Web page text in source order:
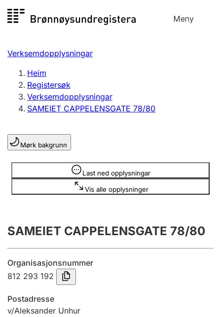
til
Meny
Registersøk
Aksjeselskap
Enkeltpersonføretak
Registrere, endre, slette
Lag og foreining
Registrere, endre, slette
Årsrekneskap
Innsending og forseinkingsgebyr
Tinglysing
Verksemdopplysningar
Heim
Registersøk
Verksemdopplysningar
SAMEIET CAPPELENSGATE 78/80
Mørk bakgrunn
Last ned opplysningar
Vis alle opplysninger
Opplysninger er skjult
SAMEIET CAPPELENSGATE 78/80
Organisasjonsnummer
812 293 192
Postadresse
v/Aleksander Unhur